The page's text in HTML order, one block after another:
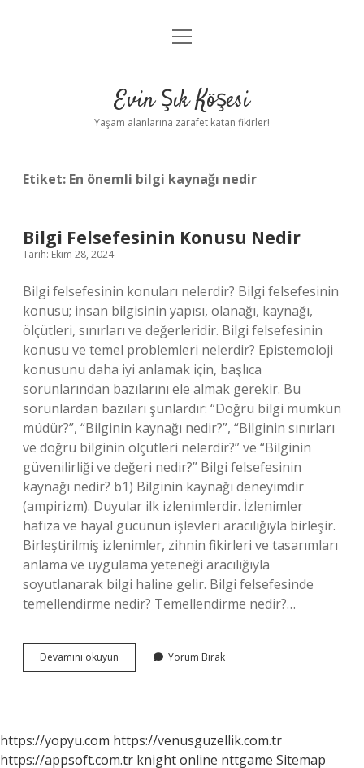
Anasayfa
Yasal Uyarı
menüyü
Evin Şık Köşesi
Yaşam alanlarına zarafet katan fikirler!
Etiket: En önemli bilgi kaynağı nedir
Bilgi Felsefesinin Konusu Nedir
Tarih: Ekim 28, 2024
Bilgi felsefesinin konuları nelerdir? Bilgi felsefesinin
konusu; insan bilgisinin yapısı, olanağı, kaynağı,
ölçütleri, sınırları ve değerleridir. Bilgi felsefesinin
konusu ve temel problemleri nelerdir? Epistemoloji
konusunu daha iyi anlamak için, başlıca
sorunlarından bazılarını ele almak gerekir. Bu
sorunlardan bazıları şunlardır: “Doğru bilgi mümkün
müdür?”, “Bilginin kaynağı nedir?”, “Bilginin sınırları
ve doğru bilginin ölçütleri nelerdir?” ve “Bilginin
güvenilirliği ve değeri nedir?” Bilgi felsefesinin
kaynağı nedir? b1) Bilginin kaynağı deneyimdir
(ampirizm). Duyular ilk izlenimlerdir. İzlenimler
hafıza ve hayal gücünün işlevleri aracılığıyla birleşir.
Birleştirilmiş izlenimler, zihnin fikirleri ve tasarımları
anlama ve uygulama yeteneği aracılığıyla
soyutlanarak bilgi haline gelir. Bilgi felsefesinde
temellendirme nedir? Temellendirme nedir?…
Devamını okuyun
Felsefesinin
Yorum Bırak
https://yopyu.com https://venusguzellik.com.tr
https://appsoft.com.tr knight online nttgame Sitemap